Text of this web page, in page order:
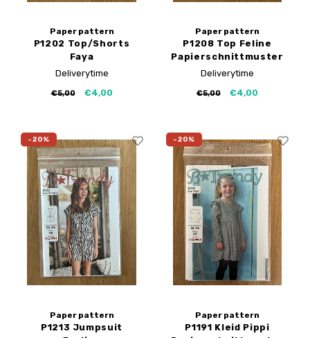
Paper pattern
P1202 Top/Shorts
Faya
Papierschnittmuster
Deliverytime
€5,00 €4,00
Paper pattern
P1208 Top Feline
Papierschnittmuster
Deliverytime
€5,00 €4,00
-20%
Paper pattern
P1213 Jumpsuit
-20%
Paper pattern
P1191 Kleid Pippi